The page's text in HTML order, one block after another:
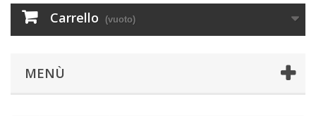
Carrello (vuoto)
MENÙ